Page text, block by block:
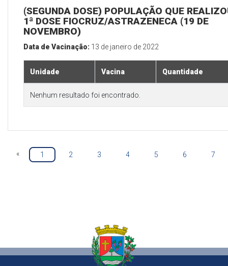
(SEGUNDA DOSE) POPULAÇÃO QUE
1ª DOSE FIOCRUZ/ASTRAZENECA (19 DE
NOVEMBRO)
Data de Vacinação: 13 de janeiro de 2022
Unidade Vacina Quantidade
Nenhum resultado foi encontrado.
« 1 2 3 4 5 6 7